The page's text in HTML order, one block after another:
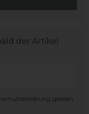
der Artikel
gelesen